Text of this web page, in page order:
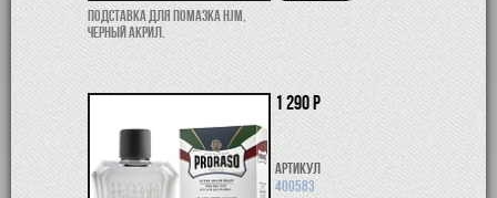
Подставка для помазка HJM,
черный акрил.
1 290 р
Артикул
400583